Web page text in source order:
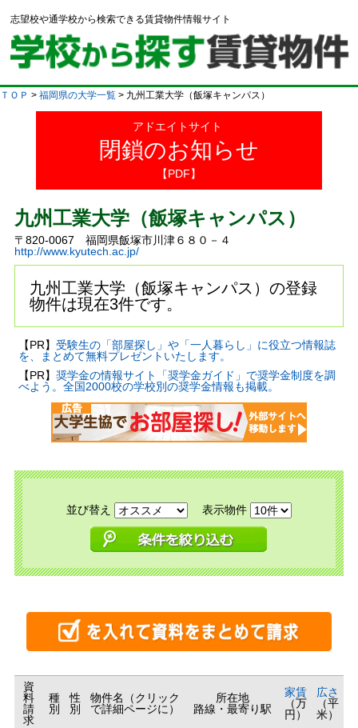
志望校や通学校から検索できる賃貸物件情報サイト
ＴＯＰ > 福岡県の大学一覧 > 九州工業大学（飯塚キャンパス）
アドエイトサイト
閉鎖のお知らせ
【PDF】
九州工業大学（飯塚キャンパス）
〒820-0067 福岡県飯塚市川津６８０－４
http://www.kyutech.ac.jp/
九州工業大学（飯塚キャンパス）の登録
物件は現在3件です。
【PR】 受験生の「部屋探し」や「一人暮らし」に役立つ情報誌
を、まとめて無料プレゼントいたします。
【PR】 奨学金の情報サイト「奨学金ガイド」で奨学金制度を調
べよう。全国2000校の学校別の奨学金情報も掲載。
並び替え 表示物件
資
料
請
求
種
別
性
別
物件名（クリック
で詳細ページに）
所在地
路線・最寄り駅
家賃
（万
円）
広さ
（平
米）